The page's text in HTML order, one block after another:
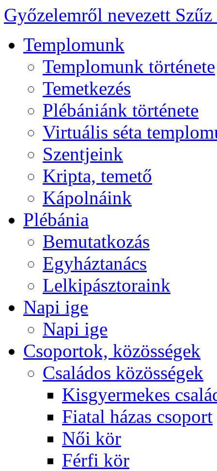
Győzelemről nevezett
Templomunk
Templomunk története
Temetkezés
Plébániánk története
Virtuális séta
Szentjeink
Kripta, temető
Kápolnáink
Plébánia
Bemutatkozás
Egyháztanács
Lelkipásztoraink
Napi ige
Napi ige
Csoportok, közösségek
Családos közösségek
Kisgyermekes
Fiatal házas csoport
Női kör
Férfi kör